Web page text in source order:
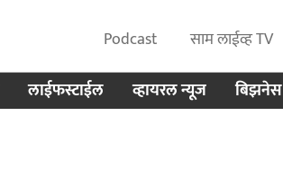
Podcast साम लाईव्ह TV
लाईफस्टाईल व्हायरल न्यूज बिझनेस